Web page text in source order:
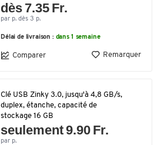
dès 7.35 Fr.
par p. dès 3 p.
Délai de livraison : dans 1 semaine
Comparer Remarquer
Clé USB Zinky 3.0, jusqu'à 4,8 GB/s,
duplex, étanche, capacité de
stockage 16 GB
seulement 9.90 Fr.
par p.